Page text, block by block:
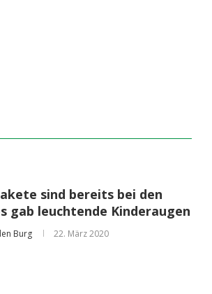
sind bereits bei den
gab leuchtende Kinderaugen
Burg 22. März 2020